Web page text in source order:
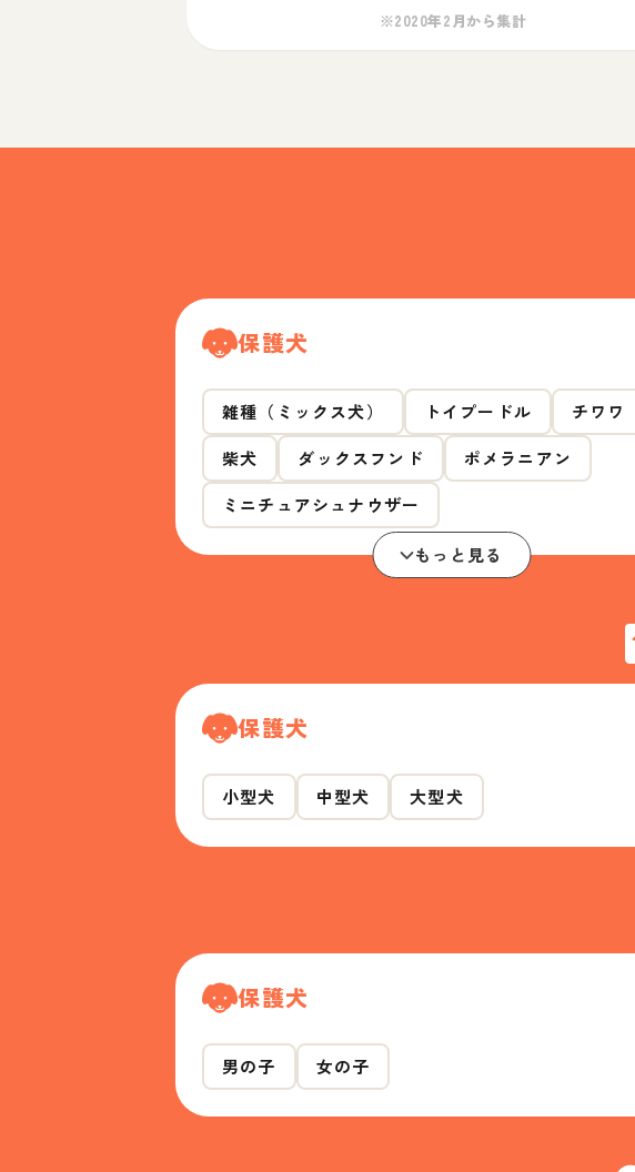
※2020年2月から集計
保護犬
雑種（ミックス犬） トイプードル
チワワ
柴犬
ダックスフンド
ポメラニアン
ミニチュアシュナウザー
もっと見る
保護犬
小型犬 中型犬 大型犬
保護犬
男の子 女の子